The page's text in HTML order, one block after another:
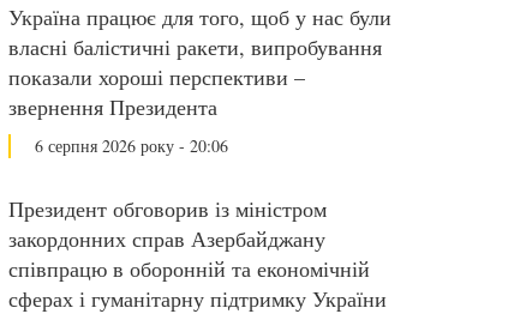
Україна працює для того, щоб у нас були
власні балістичні ракети, випробування
показали хороші перспективи –
звернення Президента
6 серпня 2026 року - 20:06
Президент обговорив із міністром
закордонних справ Азербайджану
співпрацю в оборонній та економічній
сферах і гуманітарну підтримку України